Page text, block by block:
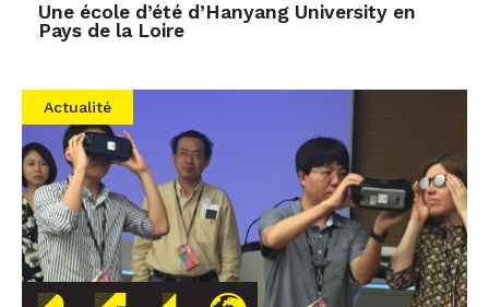
Une école d’été d’Hanyang University en
Pays de la Loire
Actualité